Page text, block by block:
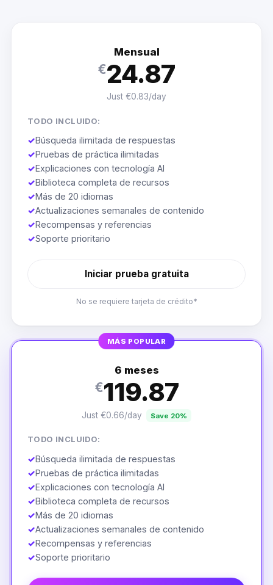
Mensual
€24.87
Just €0.83/day
TODO INCLUIDO:
✓Búsqueda ilimitada de respuestas
✓Pruebas de práctica ilimitadas
✓Explicaciones con tecnología AI
✓Biblioteca completa de recursos
✓Más de 20 idiomas
✓Actualizaciones semanales de contenido
✓Recompensas y referencias
✓Soporte prioritario
Iniciar prueba gratuita
No se requiere tarjeta de crédito*
MÁS POPULAR
6 meses
€119.87
Just €0.66/day Save 20%
TODO INCLUIDO:
✓Búsqueda ilimitada de respuestas
✓Pruebas de práctica ilimitadas
✓Explicaciones con tecnología AI
✓Biblioteca completa de recursos
✓Más de 20 idiomas
✓Actualizaciones semanales de contenido
✓Recompensas y referencias
✓Soporte prioritario